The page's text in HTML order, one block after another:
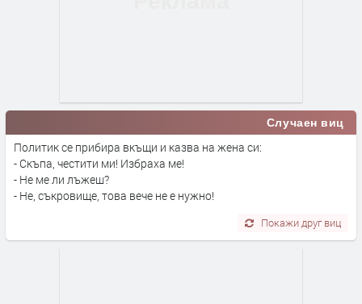
Случаен виц
Политик се прибира вкъщи и казва на жена си:
- Скъпа, честити ми! Избраха ме!
- Не ме ли лъжеш?
- Не, съкровище, това вече не е нужно!
Покажи друг виц